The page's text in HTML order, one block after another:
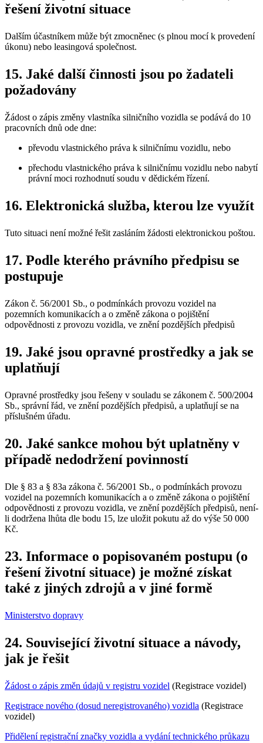
řešení životní situace
Dalším účastníkem může být zmocněnec (s plnou mocí k provedení
úkonu) nebo leasingová společnost.
15. Jaké další činnosti jsou po žadateli
požadovány
Žádost o zápis změny vlastníka silničního vozidla se podává do 10
pracovních dnů ode dne:
převodu vlastnického práva k silničnímu vozidlu, nebo
přechodu vlastnického práva k silničnímu vozidlu nebo nabytí
právní moci rozhodnutí soudu v dědickém řízení.
16. Elektronická služba, kterou lze využít
Tuto situaci není možné řešit zasláním žádosti elektronickou poštou.
17. Podle kterého právního předpisu se
postupuje
Zákon č. 56/2001 Sb., o podmínkách provozu vozidel na
pozemních komunikacích a o změně zákona o pojištění
odpovědnosti z provozu vozidla, ve znění pozdějších předpisů
19. Jaké jsou opravné prostředky a jak se
uplatňují
Opravné prostředky jsou řešeny v souladu se zákonem č. 500/2004
Sb., správní řád, ve znění pozdějších předpisů, a uplatňují se na
příslušném úřadu.
20. Jaké sankce mohou být uplatněny v
případě nedodržení povinností
Dle § 83 a § 83a zákona č. 56/2001 Sb., o podmínkách provozu
vozidel na pozemních komunikacích a o změně zákona o pojištění
odpovědnosti z provozu vozidla, ve znění pozdějších předpisů, není-
li dodržena lhůta dle bodu 15, lze uložit pokutu až do výše 50 000
Kč.
23. Informace o popisovaném postupu (o
řešení životní situace) je možné získat
také z jiných zdrojů a v jiné formě
Ministerstvo dopravy
24. Související životní situace a návody,
jak je řešit
Žádost o zápis změn údajů v registru vozidel (Registrace vozidel)
Registrace nového (dosud neregistrovaného) vozidla (Registrace
vozidel)
Přidělení registrační značky vozidla a vydání technického průkazu